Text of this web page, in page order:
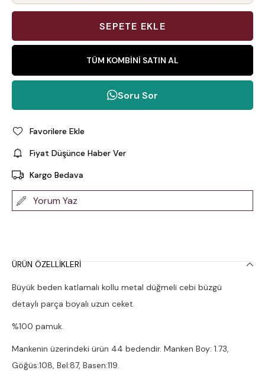
TÜM KOMBINI SATIN AL
Soru Sor
Favorilere Ekle
Fiyat Düşünce Haber Ver
Kargo Bedava
Yorum Yaz
ÜRÜN ÖZELLIKLERI
Büyük beden katlamalı kollu metal düğmeli cebi büzgü
detaylı parça boyalı uzun ceket.
%100 pamuk.
Mankenin üzerindeki ürün 44 bedendir. Manken Boy: 1.73,
Göğüs:108, Bel:87, Basen:119.